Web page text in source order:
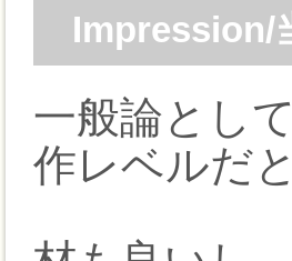
Impression/
一般論とし
作レベルだ